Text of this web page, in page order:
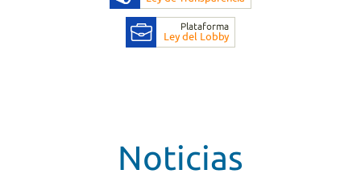
Noticias